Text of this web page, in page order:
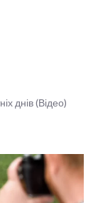
днів (Відео)